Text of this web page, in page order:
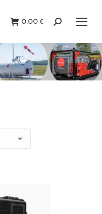
0.00 €
Recherche
Station fixe